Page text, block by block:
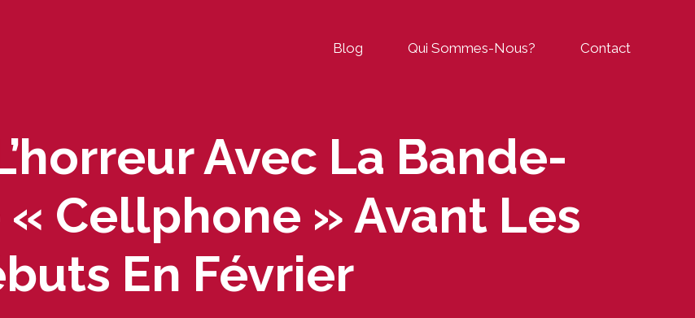
Blog Qui Sommes-Nous? Contact
Avec La Bande-
Cellphone » Avant Les
En Février